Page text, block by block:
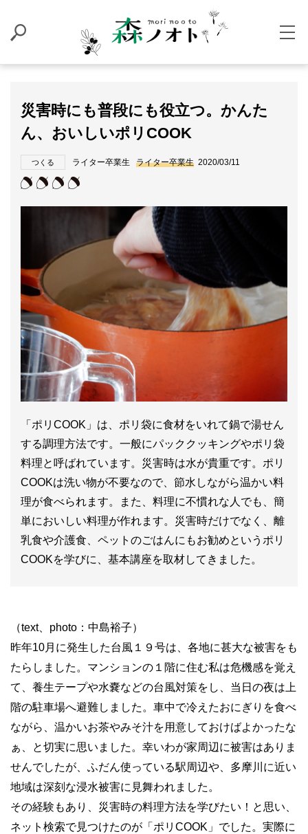
災害時にも普段にも役立つ。かんた
ん、おいしいポリCOOK
つくる ライター卒業生 ライター卒業生 2020/03/11
「ポリCOOK」は、ポリ袋に食材をいれて鍋で湯せん
する調理方法です。一般にパッククッキングやポリ袋
料理と呼ばれています。災害時は水が貴重です。ポリ
COOKは洗い物が不要なので、節水しながら温かい料
理が食べられます。また、料理に不慣れな人でも、簡
単においしい料理が作れます。災害時だけでなく、離
乳食や介護食、ペットのごはんにもお勧めというポリ
COOKを学びに、基本講座を取材してきました。
（text、photo：中島裕子）
昨年10月に発生した台風１９号は、各地に甚大な被害をも
たらしました。マンションの１階に住む私は危機感を覚え
て、養生テープや水嚢などの台風対策をし、当日の夜は上
階の駐車場へ避難しました。車中で冷えたおにぎりを食べ
ながら、温かいお茶やみそ汁を用意しておけばよかったな
ぁ、と切実に思いました。幸いわが家周辺に被害はありま
せんでしたが、ふだん使っている駅周辺や、多摩川に近い
地域は深刻な浸水被害に見舞われました。
その経験もあり、災害時の料理方法を学びたい！と思い、
ネット検索で見つけたのが「ポリCOOK」でした。実際に